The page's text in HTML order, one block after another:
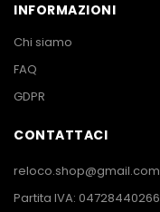
INFORMAZIONI
Chi siamo
FAQ
GDPR
CONTATTACI
reloco.shop@gmail.com
Partita IVA: 04728440266